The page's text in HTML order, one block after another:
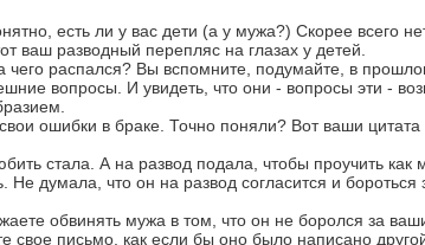
есть ли у вас дети (а у мужа?) Скорее всего
ваш разводный перепляс на глазах у детей.
чего распался? Вы вспомните, подумайте, в
вопросы. И увидеть, что они - вопросы эти -
ошибки в браке. Точно поняли? Вот ваши цитата
стала. А на развод подала, чтобы проучить как
Не думала, что он на развод согласится и бороться
обвинять мужа в том, что он не боролся за
свое письмо, как если бы оно было написано